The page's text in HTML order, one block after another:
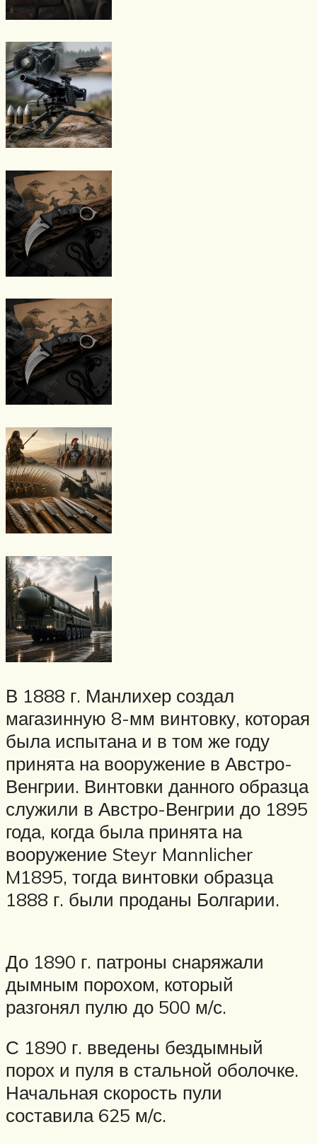
В 1888 г. Манлихер создал
магазинную 8-мм винтовку, которая
была испытана и в том же году
принята на вооружение в Австро-
Венгрии. Винтовки данного образца
служили в Австро-Венгрии до 1895
года, когда была принята на
вооружение Steyr Mannlicher
M1895, тогда винтовки образца
1888 г. были проданы Болгарии.
До 1890 г. патроны снаряжали
дымным порохом, который
разгонял пулю до 500 м/с.
С 1890 г. введены бездымный
порох и пуля в стальной оболочке.
Начальная скорость пули
составила 625 м/с.